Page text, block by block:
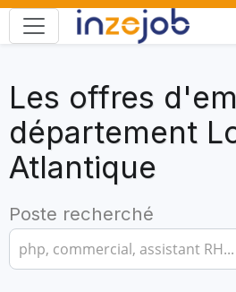
Les offres
département
Atlantique
Poste recherché